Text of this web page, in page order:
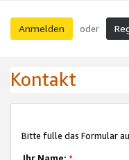
Anmelden oder
Kontakt
Bitte fülle das Formular